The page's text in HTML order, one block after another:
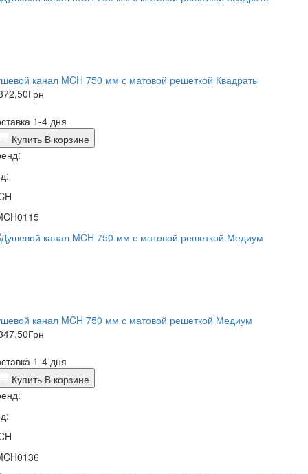
канал MCH 750 мм с матовой решеткой Квадраты
Грн
1-4 дня
Купить В корзине
канал MCH 750 мм с матовой решеткой Медиум
Грн
1-4 дня
Купить В корзине